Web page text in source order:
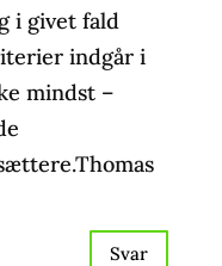
i givet fald
indgår i
mindst –
Svar